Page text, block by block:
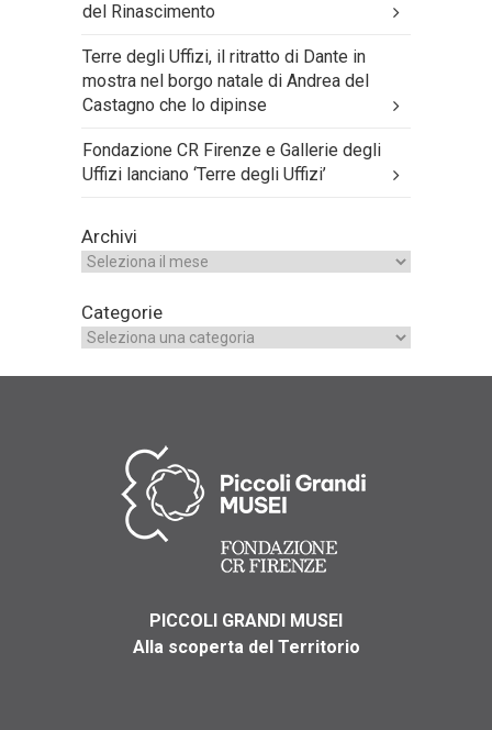
del Rinascimento
Terre degli Uffizi, il ritratto di Dante in
mostra nel borgo natale di Andrea del
Castagno che lo dipinse
Fondazione CR Firenze e Gallerie degli
Uffizi lanciano ‘Terre degli Uffizi’
Archivi
Categorie
PICCOLI GRANDI MUSEI
Alla scoperta del Territorio